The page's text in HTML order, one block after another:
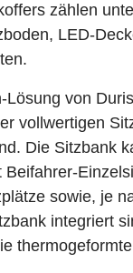
zählen
LED-
von
vollwertigen
Die Sitzbank
sowie, je
integriert